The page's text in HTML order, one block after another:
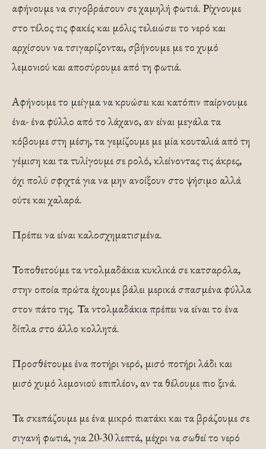
αφήνουμε να σιγοβράσουν σε χαμηλή φωτιά. Ρίχνουμε
στο τέλος τις φακές και μόλις τελειώσει το νερό και
αρχίσουν να τσιγαρίζονται, σβήνουμε με το χυμό
λεμονιού και αποσύρουμε από τη φωτιά.
Αφήνουμε το μείγμα να κρυώσει και κατόπιν παίρνουμε
ένα- ένα φύλλο από το λάχανο, αν είναι μεγάλα τα
κόβουμε στη μέση, τα γεμίζουμε με μία κουταλιά από τη
γέμιση και τα τυλίγουμε σε ρολό, κλείνοντας τις άκρες,
όχι πολύ σφιχτά για να μην ανοίξουν στο ψήσιμο αλλά
ούτε και χαλαρά.
Πρέπει να είναι καλοσχηματισμένα.
Τοποθετούμε τα ντολμαδάκια κυκλικά σε κατσαρόλα,
στην οποία πρώτα έχουμε βάλει μερικά σπασμένα φύλλα
στον πάτο της. Τα ντολμαδάκια πρέπει να είναι το ένα
δίπλα στο άλλο κολλητά.
Προσθέτουμε ένα ποτήρι νερό, μισό ποτήρι λάδι και
μισό χυμό λεμονιού επιπλέον, αν τα θέλουμε πιο ξινά.
Τα σκεπάζουμε με ένα μικρό πιατάκι και τα βράζουμε σε
σιγανή φωτιά, για 20-30 λεπτά, μέχρι να σωθεί το νερό